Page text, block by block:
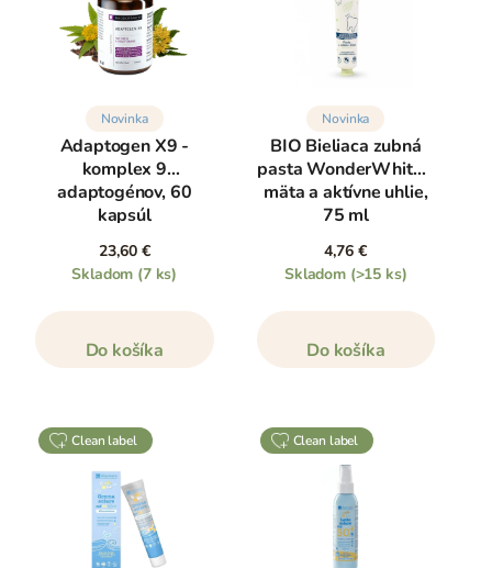
Novinka
Adaptogen X9 -
komplex 9
adaptogénov, 60
kapsúl
23,60 €
Skladom (7 ks)
Do košíka
Novinka
BIO Bieliaca zubná
pasta WonderWhite -
mäta a aktívne uhlie,
75 ml
4,76 €
Skladom (>15 ks)
Do košíka
clean label clean label